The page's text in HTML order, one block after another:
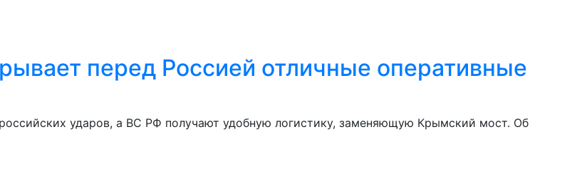
перед Россией отличные оперативные
ударов, а ВС РФ получают удобную логистику, заменяющую Крымский мост. Об